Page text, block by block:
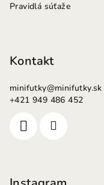
Pravidlá súťaže
Kontakt
minifutky@minifutky.sk
+421 949 486 452